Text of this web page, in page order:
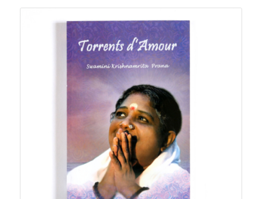
initial
était :
7,00€.
actuel
est :